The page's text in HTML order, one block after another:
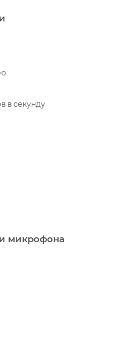
в секунду
микрофона